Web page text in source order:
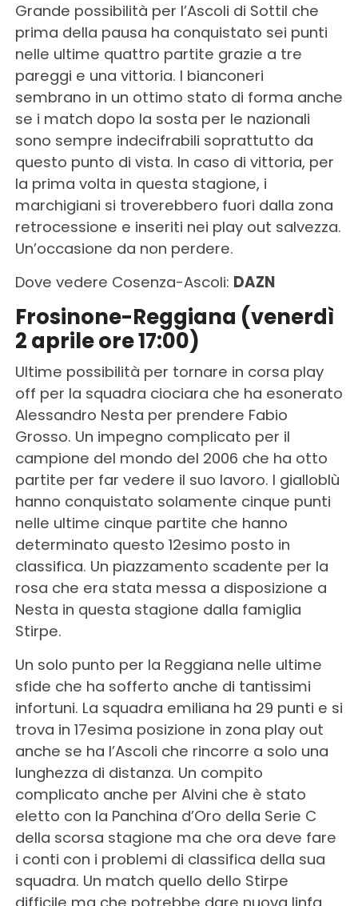
Grande possibilità per l’Ascoli di Sottil che
prima della pausa ha conquistato sei punti
nelle ultime quattro partite grazie a tre
pareggi e una vittoria. I bianconeri
sembrano in un ottimo stato di forma anche
se i match dopo la sosta per le nazionali
sono sempre indecifrabili soprattutto da
questo punto di vista. In caso di vittoria, per
la prima volta in questa stagione, i
marchigiani si troverebbero fuori dalla zona
retrocessione e inseriti nei play out salvezza.
Un’occasione da non perdere.
Dove vedere Cosenza-Ascoli: DAZN
Frosinone-Reggiana (venerdì
2 aprile ore 17:00)
Ultime possibilità per tornare in corsa play
off per la squadra ciociara che ha esonerato
Alessandro Nesta per prendere Fabio
Grosso. Un impegno complicato per il
campione del mondo del 2006 che ha otto
partite per far vedere il suo lavoro. I gialloblù
hanno conquistato solamente cinque punti
nelle ultime cinque partite che hanno
determinato questo 12esimo posto in
classifica. Un piazzamento scadente per la
rosa che era stata messa a disposizione a
Nesta in questa stagione dalla famiglia
Stirpe.
Un solo punto per la Reggiana nelle ultime
sfide che ha sofferto anche di tantissimi
infortuni. La squadra emiliana ha 29 punti e si
trova in 17esima posizione in zona play out
anche se ha l’Ascoli che rincorre a solo una
lunghezza di distanza. Un compito
complicato anche per Alvini che è stato
eletto con la Panchina d’Oro della Serie C
della scorsa stagione ma che ora deve fare
i conti con i problemi di classifica della sua
squadra. Un match quello dello Stirpe